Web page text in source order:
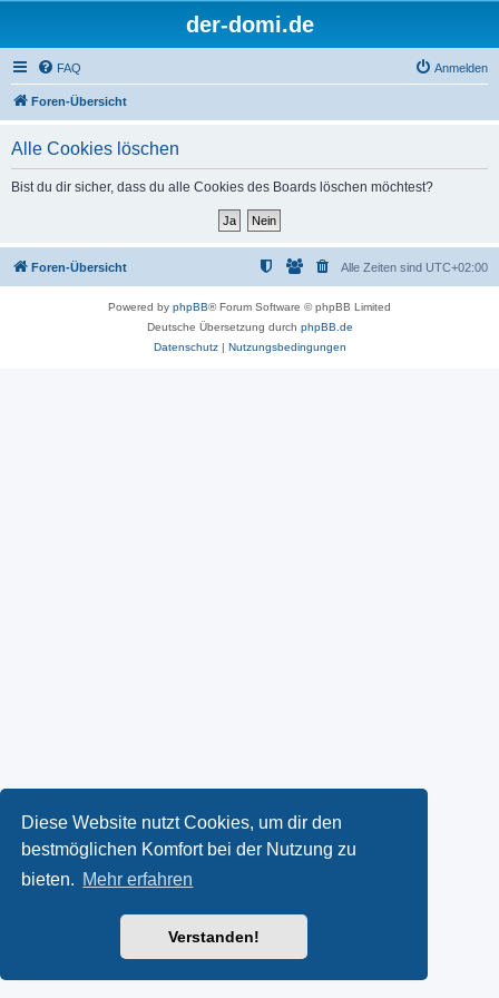
Diese Website nutzt Cookies, um dir den
bestmöglichen Komfort bei der Nutzung zu
bieten. Mehr erfahren
Verstanden!
der-domi.de
FAQ Anmelden
Foren-Übersicht
Alle Cookies löschen
Bist du dir sicher, dass du alle Cookies des Boards löschen möchtest?
Foren-Übersicht Alle Zeiten sind UTC+02:00
Powered by phpBB® Forum Software © phpBB Limited
Deutsche Übersetzung durch phpBB.de
Datenschutz| Nutzungsbedingungen